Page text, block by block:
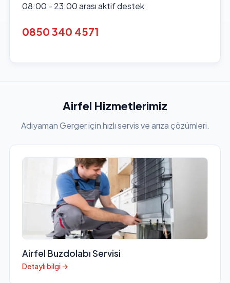
08:00 - 23:00 arası aktif destek
0850 340 4571
Airfel Hizmetlerimiz
Adıyaman Gerger için hızlı servis ve arıza çözümleri.
Airfel Buzdolabı Servisi
Detaylı bilgi →